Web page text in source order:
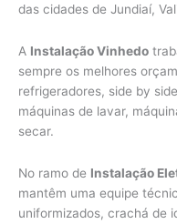
das cidades de Jundiaí,
A Instalação Vinhedo
sempre os melhores
refrigeradores, side by
máquinas de lavar,
secar.
No ramo de Instalação
mantêm uma equipe
uniformizados, crachá de